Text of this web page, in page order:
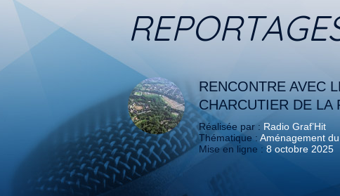
RENCONTRE AVEC
CHARCUTIER DE LA
Réalisée par : Radio Graf’Hit
Thématique : Aménagement
Mise en ligne : 8 octobre 2025